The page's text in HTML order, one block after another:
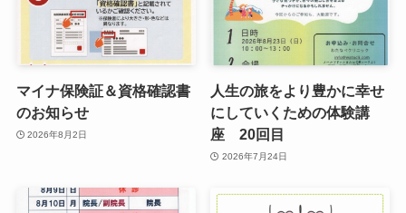
マイナ保険証＆資格確認書
のお知らせ
2026年8月2日
人生の旅をより豊かに幸せ
にしていくための体験講
座 20回目
2026年7月24日